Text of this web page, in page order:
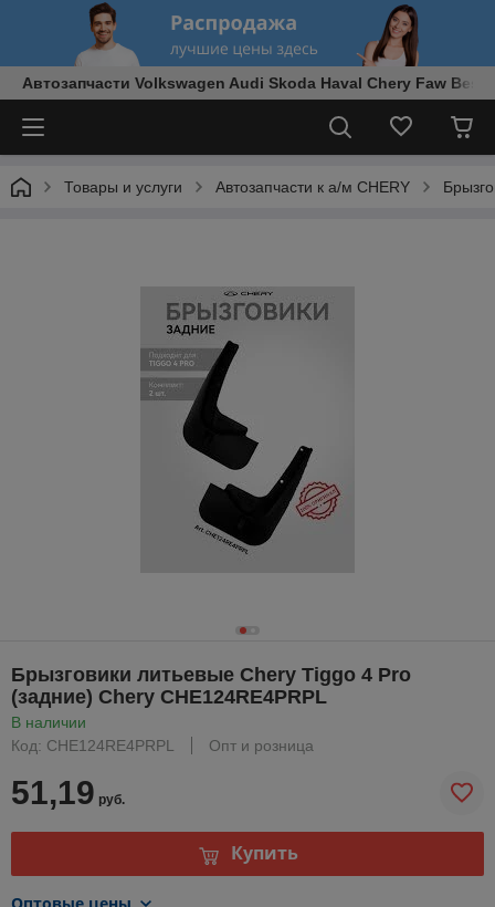
Автозапчасти Volkswagen Audi Skoda Haval Chery Faw
Товары и услуги Автозапчасти к а/м CHERY
Брызговики литьевые Chery Tiggo 4 Pro
(задние) Chery CHE124RE4PRPL
В наличии
Код: CHE124RE4PRPL
Опт и розница
51,19 руб.
Купить